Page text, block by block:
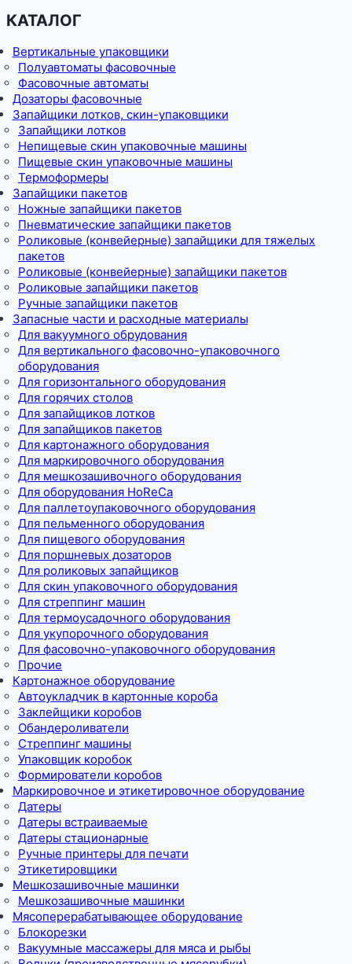
КАТАЛОГ
Вертикальные упаковщики
Полуавтоматы фасовочные
Фасовочные автоматы
Дозаторы фасовочные
Запайщики лотков, скин-упаковщики
Запайщики лотков
Непищевые скин упаковочные машины
Пищевые скин упаковочные машины
Термоформеры
Запайщики пакетов
Ножные запайщики пакетов
Пневматические запайщики пакетов
Роликовые (конвейерные) запайщики для тяжелых
пакетов
Роликовые (конвейерные) запайщики пакетов
Роликовые запайщики пакетов
Ручные запайщики пакетов
Запасные части и расходные материалы
Для вакуумного обрудования
Для вертикального фасовочно-упаковочного
оборудования
Для горизонтального оборудования
Для горячих столов
Для запайщиков лотков
Для запайщиков пакетов
Для картонажного оборудования
Для маркировочного оборудования
Для мешкозашивочного оборудования
Для оборудования HoReCa
Для паллетоупаковочного оборудования
Для пельменного оборудования
Для пищевого оборудования
Для поршневых дозаторов
Для роликовых запайщиков
Для скин упаковочного оборудования
Для стреппинг машин
Для термоусадочного оборудования
Для укупорочного оборудования
Для фасовочно-упаковочного оборудования
Прочие
Картонажное оборудование
Автоукладчик в картонные короба
Заклейщики коробов
Обандероливатели
Стреппинг машины
Упаковщик коробок
Формирователи коробов
Маркировочное и этикетировочное оборудование
Датеры
Датеры встраиваемые
Датеры стационарные
Ручные принтеры для печати
Этикетировщики
Мешкозашивочные машинки
Мешкозашивочные машинки
Мясоперерабатывающее оборудование
Блокорезки
Вакуумные массажеры для мяса и рыбы